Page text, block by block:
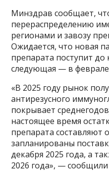
Минздрав сообщает,
перераспределению
регионами и завозу
Ожидается, что новая
препарата поступит
следующая — в феврале
«В 2025 году рынок
антирезусного
покрывает
настоящее время
препарата составляют
запланированы
декабря 2025 года, а
2026 года», —